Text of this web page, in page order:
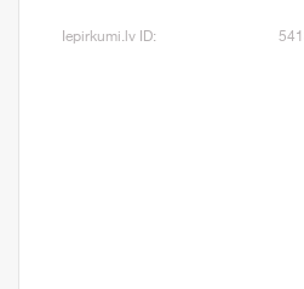
Iepirkumi.lv ID: